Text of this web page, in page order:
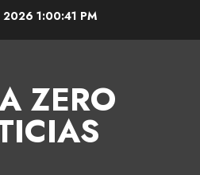
2026 1:00:42 PM
ZERO